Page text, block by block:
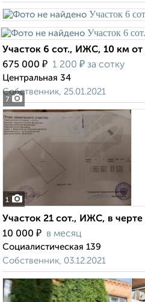
7
Участок 6 сот., ИЖС, 10 км от
675 000 ₽ 1 200 ₽ за сотку
Центральная 34
Собственник, 25.01.2021
1
Участок 21 сот., ИЖС, в черте
10 000 ₽ в месяц
Социалистическая 139
Собственник, 03.12.2021